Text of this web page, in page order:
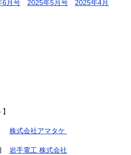
6月号 2025年5月号
2025年4月
株式会社アマタケ
岩手電工 株式会社